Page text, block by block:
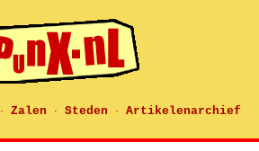
· Zalen · Steden · Artikelenarchief